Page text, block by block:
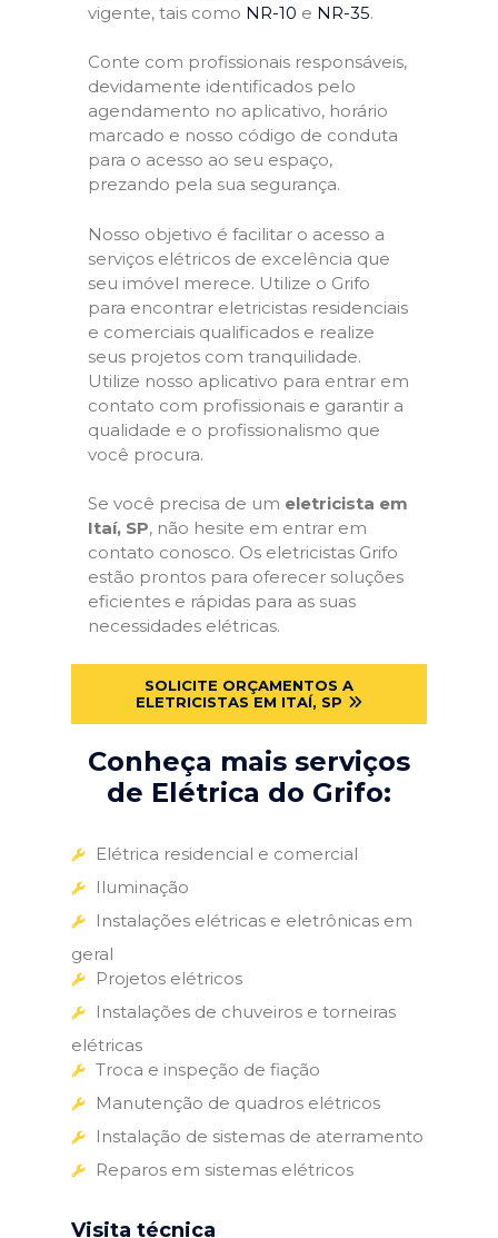
vigente, tais como NR-10 e NR-35.
Conte com profissionais responsáveis,
devidamente identificados pelo
agendamento no aplicativo, horário
marcado e nosso código de conduta
para o acesso ao seu espaço,
prezando pela sua segurança.
Nosso objetivo é facilitar o acesso a
serviços elétricos de excelência que
seu imóvel merece. Utilize o Grifo
para encontrar eletricistas residenciais
e comerciais qualificados e realize
seus projetos com tranquilidade.
Utilize nosso aplicativo para entrar em
contato com profissionais e garantir a
qualidade e o profissionalismo que
você procura.
Se você precisa de um eletricista em
Itaí, SP, não hesite em entrar em
contato conosco. Os eletricistas Grifo
estão prontos para oferecer soluções
eficientes e rápidas para as suas
necessidades elétricas.
SOLICITE ORÇAMENTOS A
ELETRICISTAS EM ITAÍ, SP
Conheça mais serviços
de Elétrica do Grifo:
Elétrica residencial e comercial
Iluminação
Instalações elétricas e eletrônicas em
geral
Projetos elétricos
Instalações de chuveiros e torneiras
elétricas
Troca e inspeção de fiação
Manutenção de quadros elétricos
Instalação de sistemas de aterramento
Reparos em sistemas elétricos
Visita técnica